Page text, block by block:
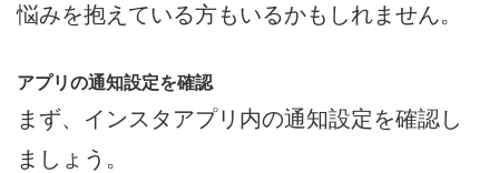
悩みを抱えている方もいるかもしれません。
アプリの通知設定を確認
まず、インスタアプリ内の通知設定を確認し
ましょう。